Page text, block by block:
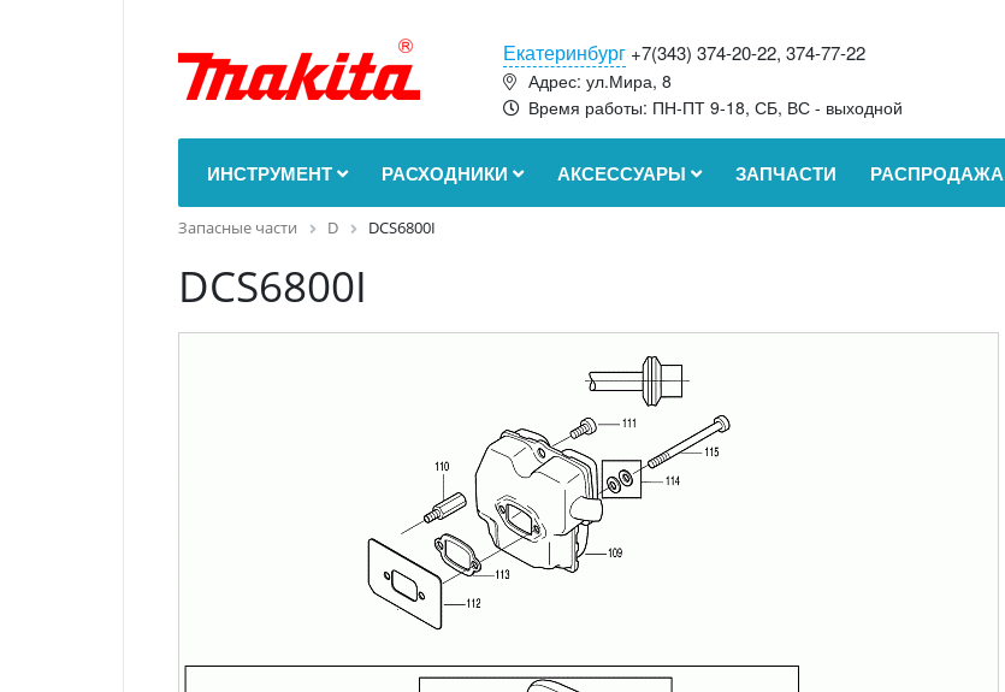
Екатеринбург +7(343) 374-20-22, 374-77-22
Адрес: ул.Мира, 8
Время работы: ПН-ПТ 9-18, СБ, ВС - выходной
ИНСТРУМЕНТ РАСХОДНИКИ АКСЕССУАРЫ ЗАПЧАСТИ РАСПРОДАЖА
Запасные части D DCS6800I
DCS6800I